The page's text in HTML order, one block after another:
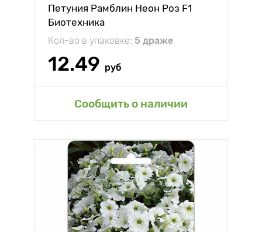
Петуния Рамблин Неон Роз F1
Биотехника
Кол-во в упаковке: 5 драже
12.49 руб
Сообщить о наличии